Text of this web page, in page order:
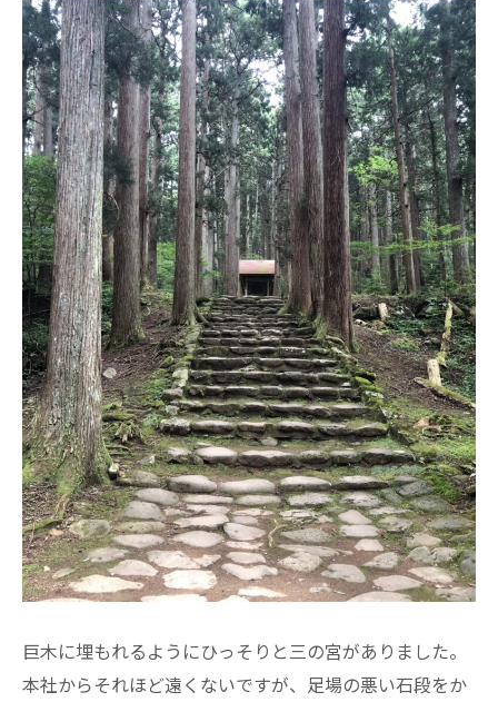
巨木に埋もれるようにひっそりと三の宮がありました。
本社からそれほど遠くないですが、足場の悪い石段をか